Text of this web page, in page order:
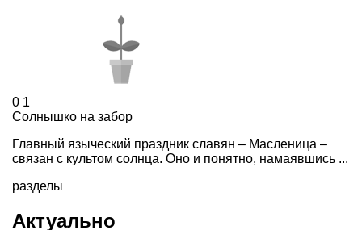
0 1
Солнышко на забор
Главный языческий праздник славян – Масленица –
связан с культом солнца. Оно и понятно, намаявшись ...
разделы
Актуально